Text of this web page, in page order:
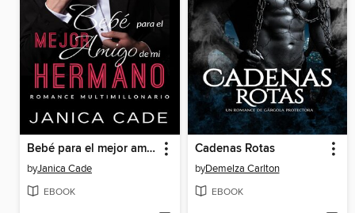
Bebé para el mejor amigo de mi hermano
byJanica Cade
EBOOK
Cadenas Rotas
byDemelza Carlton
EBOOK